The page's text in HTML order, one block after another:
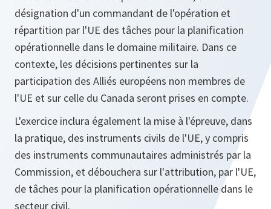
désignation d'un commandant de l'opération et
répartition par l'UE des tâches pour la planification
opérationnelle dans le domaine militaire. Dans ce
contexte, les décisions pertinentes sur la
participation des Alliés européens non membres de
l'UE et sur celle du Canada seront prises en compte.
L'exercice inclura également la mise à l'épreuve, dans
la pratique, des instruments civils de l'UE, y compris
des instruments communautaires administrés par la
Commission, et débouchera sur l'attribution, par l'UE,
de tâches pour la planification opérationnelle dans le
secteur civil.